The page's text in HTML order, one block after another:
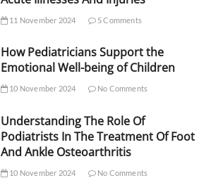
11 November 2024 5 Comments
How Pediatricians Support the
Emotional Well-being of Children
10 November 2024 No Comments
Understanding The Role Of
Podiatrists In The Treatment Of Foot
And Ankle Osteoarthritis
10 November 2024 No Comments